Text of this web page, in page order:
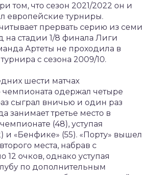
том, что сезон 2021/2022 он и
европейские турниры.
прервать серию из семи
на стадии 1/8 финала Лиги
Артеты не проходила в
с сезона 2009/10.
шести матчах
одержал четыре
сыграл вничью и один раз
занимает третье место в
(48), уступая
и «Бенфике» (55). «Порту» вышел
места, набрав с
12 очков, однако уступая
по дополнительным